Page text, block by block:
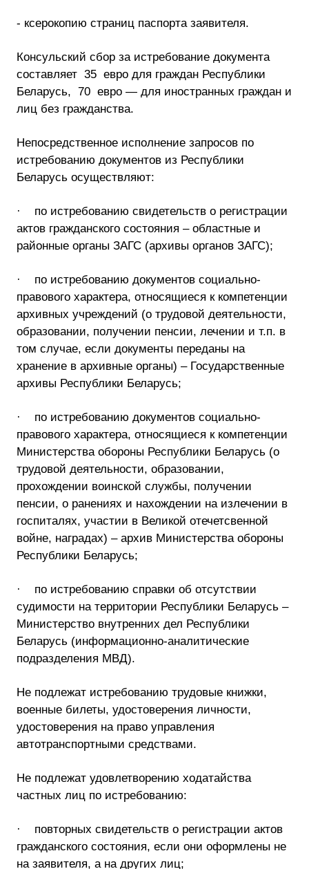
- ксерокопию страниц паспорта заявителя.
Консульский сбор за истребование документа
составляет 35 евро для граждан Республики
Беларусь, 70 евро — для иностранных граждан и
лиц без гражданства.
Непосредственное исполнение запросов по
истребованию документов из Республики
Беларусь осуществляют:
· по истребованию свидетельств о регистрации
актов гражданского состояния – областные и
районные органы ЗАГС (архивы органов ЗАГС);
· по истребованию документов социально-
правового характера, относящиеся к компетенции
архивных учреждений (о трудовой деятельности,
образовании, получении пенсии, лечении и т.п. в
том случае, если документы переданы на
хранение в архивные органы) – Государственные
архивы Республики Беларусь;
· по истребованию документов социально-
правового характера, относящиеся к компетенции
Министерства обороны Республики Беларусь (о
трудовой деятельности, образовании,
прохождении воинской службы, получении
пенсии, о ранениях и нахождении на излечении в
госпиталях, участии в Великой отечетсвенной
войне, наградах) – архив Министерства обороны
Республики Беларусь;
· по истребованию справки об отсутствии
судимости на территории Республики Беларусь –
Министерство внутренних дел Республики
Беларусь (информационно-аналитические
подразделения МВД).
Не подлежат истребованию трудовые книжки,
военные билеты, удостоверения личности,
удостоверения на право управления
автотранспортными средствами.
Не подлежат удовлетворению ходатайства
частных лиц по истребованию:
· повторных свидетельств о регистрации актов
гражданского состояния, если они оформлены не
на заявителя, а на других лиц;